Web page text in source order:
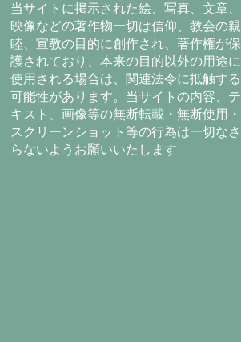
ブ
当サイトに掲示された絵、写真、文章、
映像などの著作物一切は信仰、教会の親
睦、宣教の目的に創作され、著作権が保
護されており、本来の目的以外の用途に
使用される場合は、関連法令に抵触する
可能性があります。当サイトの内容、テ
キスト、画像等の無断転載・無断使用・
スクリーンショット等の行為は一切なさ
らないようお願いいたします